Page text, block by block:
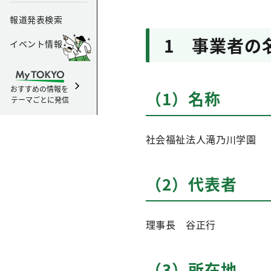
報道発表検索
イベント情報
おすすめの情報を
テーマごとに発信
1 事業者の
（1）名称
社会福祉法人滝乃川学園
（2）代表者
理事長 谷正行